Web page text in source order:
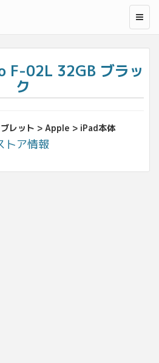
F-02L 32GB ブラッ
ク
レット > Apple > iPad本体
トア情報